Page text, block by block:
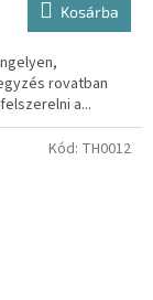
Kosárba
rovatban
a...
Kód: TH0012